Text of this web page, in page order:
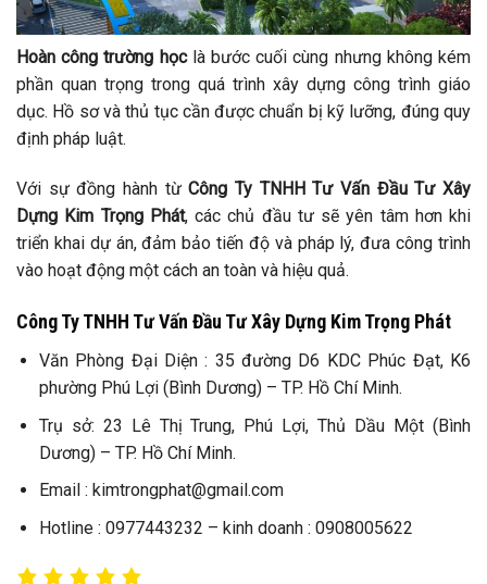
Hoàn công trường họclà bước cuối cùng nhưng không kém
phần quan trọng trong quá trình xây dựng công trình giáo
dục. Hồ sơ và thủ tục cần được chuẩn bị kỹ lưỡng, đúng quy
định pháp luật.
Với sự đồng hành từCông Ty TNHH Tư Vấn Đầu Tư Xây
Dựng Kim Trọng Phát, các chủ đầu tư sẽ yên tâm hơn khi
triển khai dự án, đảm bảo tiến độ và pháp lý, đưa công trình
vào hoạt động một cách an toàn và hiệu quả.
Công Ty TNHH Tư Vấn Đầu Tư Xây Dựng Kim Trọng Phát
Văn Phòng Đại Diện : 35 đường D6 KDC Phúc Đạt, K6
phường Phú Lợi (Bình Dương) – TP. Hồ Chí Minh.
Trụ sở: 23 Lê Thị Trung, Phú Lợi, Thủ Dầu Một (Bình
Dương) – TP. Hồ Chí Minh.
Email : kimtrongphat@gmail.com
Hotline : 0977443232 – kinh doanh : 0908005622